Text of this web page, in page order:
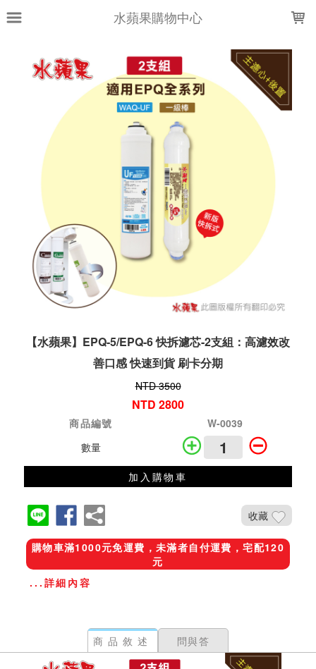
水蘋果購物中心
【水蘋果】EPQ-5/EPQ-6 快拆濾芯-2支組：高濾效改
善口感 快速到貨 刷卡分期
NTD 3500
NTD 2800
商品編號
W-0039
數量
加入購物車
收藏
購物車滿1000元免運費，未滿者自付運費，宅配120
元
...詳細內容
商品敘述 問與答